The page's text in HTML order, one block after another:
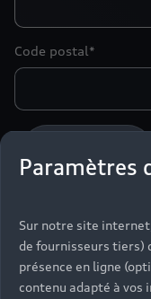
Paramètres
Sur notre site
de fournisseurs tiers)
présence en ligne
contenu adapté à
Code postal*
Monsieur
Nom*